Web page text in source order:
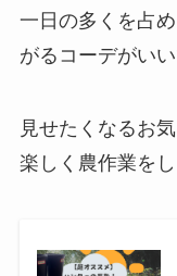
一日の多くを占
がるコーデがいい
見せたくなるお
楽しく農作業をし